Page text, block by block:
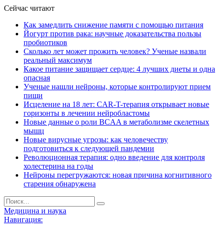
Сейчас читают
Как замедлить снижение памяти с помощью питания
Йогурт против рака: научные доказательства пользы
пробиотиков
Сколько лет может прожить человек? Ученые назвали
реальный максимум
Какое питание защищает сердце: 4 лучших диеты и одна
опасная
Ученые нашли нейроны, которые контролируют прием
пищи
Исцеление на 18 лет: CAR-T-терапия открывает новые
горизонты в лечении нейробластомы
Новые данные о роли BCAA в метаболизме скелетных
мышц
Новые вирусные угрозы: как человечеству
подготовиться к следующей пандемии
Революционная терапия: одно введение для контроля
холестерина на годы
Нейроны перегружаются: новая причина когнитивного
старения обнаружена
Медицина и наука
Навигация: